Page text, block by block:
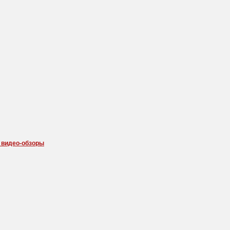
видео-обзоры